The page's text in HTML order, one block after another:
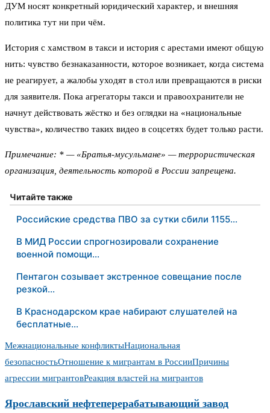
ДУМ носят конкретный юридический характер, и внешняя
политика тут ни при чём.
История с хамством в такси и история с арестами имеют общую
нить: чувство безнаказанности, которое возникает, когда система
не реагирует, а жалобы уходят в стол или превращаются в риски
для заявителя. Пока агрегаторы такси и правоохранители не
начнут действовать жёстко и без оглядки на «национальные
чувства», количество таких видео в соцсетях будет только расти.
Примечание: * — «Братья-мусульмане» — террористическая
организация, деятельность которой в России запрещена.
Читайте также
Российские средства ПВО за сутки сбили 1155…
В МИД России спрогнозировали сохранение
военной помощи…
Пентагон созывает экстренное совещание после
резкой…
В Краснодарском крае набирают слушателей на
бесплатные…
Межнациональные конфликтыНациональная
безопасностьОтношение к мигрантам в РоссииПричины
агрессии мигрантовРеакция властей на мигрантов
Ярославский нефтеперерабатывающий завод